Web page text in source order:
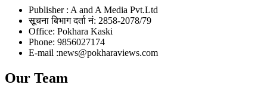
Publisher : A and A Media Pvt.Ltd
सूचना बिभाग दर्ता नं: 2858-2078/79
Office: Pokhara Kaski
Phone: 9856027174
E-mail :news@pokharaviews.com
Our Team